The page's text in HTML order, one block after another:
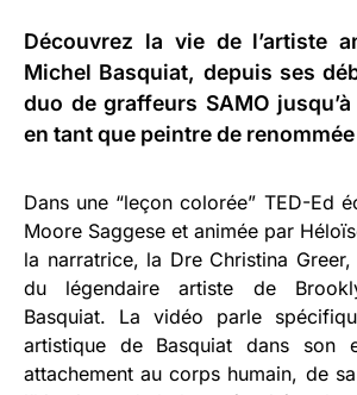
Découvrez la vie de l’artiste
Michel Basquiat, depuis ses
duo de graffeurs SAMO
en tant que peintre de
Dans une “leçon colorée” TED-Ed
Moore Saggese et animée par
la narratrice, la Dre Christina Greer,
du légendaire artiste de
Basquiat. La vidéo parle
artistique de Basquiat dans son
attachement au corps humain, de